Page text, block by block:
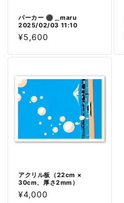
パーカー ⚫︎＿maru
2025/02/03 11:10
通
価
¥5,600
アクリル板（22cm ×
30cm、厚さ2mm）
通
¥4,000